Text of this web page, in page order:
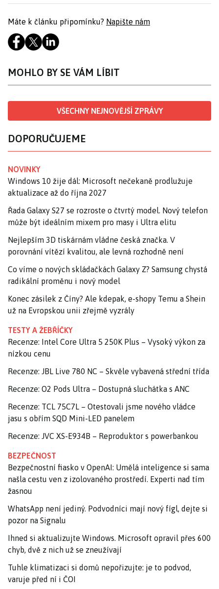
Máte k článku připomínku? Napište nám
MOHLO BY SE VÁM LÍBIT
VŠECHNY NEJNOVĚJŠÍ ZPRÁVY
DOPORUČUJEME
NOVINKY
Windows 10 žije dál: Microsoft nečekaně prodlužuje
aktualizace až do října 2027
Řada Galaxy S27 se rozroste o čtvrtý model. Nový telefon
může být ideálním mixem pro masy i Ultra elitu
Nejlepším 3D tiskárnám vládne česká značka. V
porovnání vítězí kvalitou, ale levná rozhodně není
Co víme o nových skládačkách Galaxy Z? Samsung chystá
radikální proměnu i nový model
Konec zásilek z Číny? Ale kdepak, e-shopy Temu a Shein
už na Evropskou unii zřejmě vyzrály
TESTY A ŽEBŘÍČKY
Recenze: Intel Core Ultra 5 250K Plus – Vysoký výkon za
nízkou cenu
Recenze: JBL Live 780 NC – Skvěle vybavená střední třída
Recenze: O2 Pods Ultra – Dostupná sluchátka s ANC
Recenze: TCL 75C7L – Otestovali jsme nového vládce
jasu s obřím SQD Mini-LED panelem
Recenze: JVC XS-E934B – Reproduktor s powerbankou
BEZPEČNOST
Bezpečnostní fiasko v OpenAI: Umělá inteligence si sama
našla cestu ven z izolovaného prostředí. Experti nad tím
žasnou
WhatsApp není jediný. Podvodníci mají nový fígl, dejte si
pozor na Signalu
Ihned si aktualizujte Windows. Microsoft opravil přes 600
chyb, dvě z nich už se zneužívají
Tuhle klimatizaci si domů nepořizujte: je to podvod,
varuje před ní i ČOI